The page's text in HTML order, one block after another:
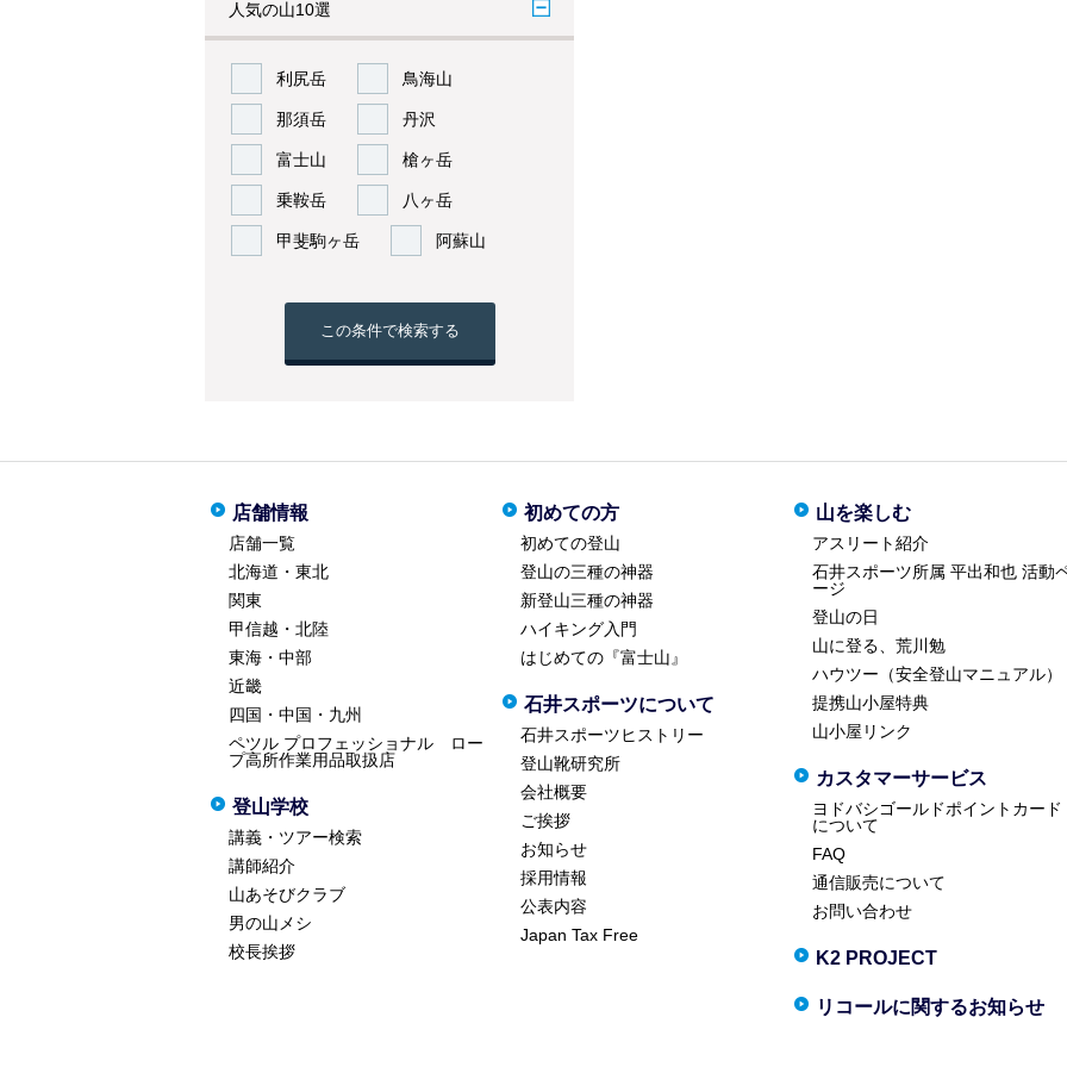
人気の山10選
利尻岳 鳥海山
那須岳 丹沢
富士山 槍ヶ岳
乗鞍岳 八ヶ岳
甲斐駒ヶ岳 阿蘇山
この条件で検索する
店舗情報
店舗一覧
北海道・東北
関東
甲信越・北陸
東海・中部
近畿
四国・中国・九州
ペツル プロフェッショナル ロー
プ高所作業用品取扱店
登山学校
講義・ツアー検索
講師紹介
山あそびクラブ
男の山メシ
校長挨拶
初めての方
初めての登山
登山の三種の神器
新登山三種の神器
ハイキング入門
はじめての『富士山』
石井スポーツについて
石井スポーツヒストリー
登山靴研究所
会社概要
ご挨拶
お知らせ
採用情報
公表内容
Japan Tax Free
山を楽しむ
アスリート紹介
石井スポーツ所属 平出和也 活動
ージ
登山の日
山に登る、荒川勉
ハウツー（安全登山マニュアル）
提携山小屋特典
山小屋リンク
カスタマーサービス
ヨドバシゴールドポイントカード
について
FAQ
通信販売について
お問い合わせ
K2 PROJECT
リコールに関するお知らせ